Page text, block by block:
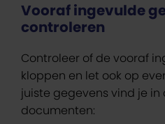
Vooraf ingevulde
controleren
Controleer of de vooraf
kloppen en let ook op
juiste gegevens vind je
documenten: